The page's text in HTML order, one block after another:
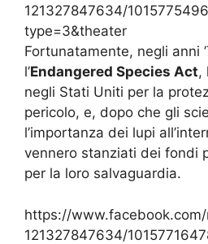
121327847634/
type=3&theater
Fortunatamente, negli anni
l’Endangered Species Act,
negli Stati Uniti per la
pericolo, e, dopo che gli
l’importanza dei lupi
vennero stanziati dei fondi
per la loro salvaguardia.
https://
121327847634/